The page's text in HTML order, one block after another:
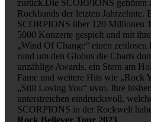
zurück.Die SCORPIONS gehören
Rockbands der letzten Jahrzehnte.
SCORPIONS über 120 Millionen
5000 Konzerte gespielt und mit
„Wind Of Change“ einen zeitlosen
rund um den Globus die Charts
unzählige Awards, ein Stern am
Fame und weitere Hits wie „Rock
„Still Loving You“ uvm. Ihre
unterstreichen eindrucksvoll,
SCORPIONS in der Rockwelt
Rock Believer Tour 2023